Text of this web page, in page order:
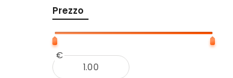
Prezzo
€